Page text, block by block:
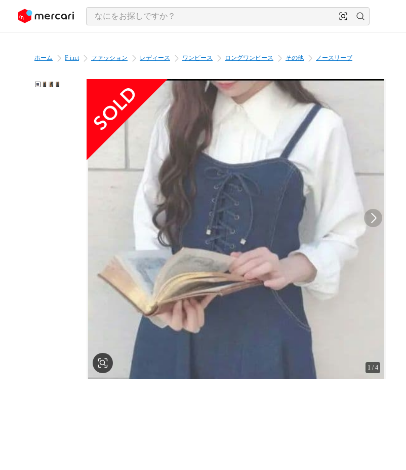
ツにスキップ
ホーム F i.n.t ファッション レディース ワンピース ロングワンピース その他 ノースリーブ
1 /4